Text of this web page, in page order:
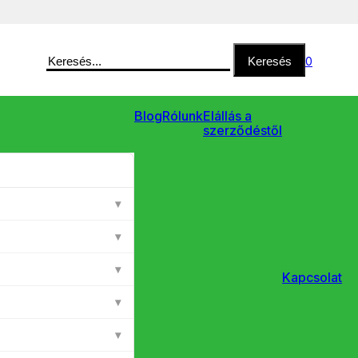
Keresés 0
▾
▾
▾
▾
▾
BlogRólunkElállás a
szerződéstől
Kapcsolat